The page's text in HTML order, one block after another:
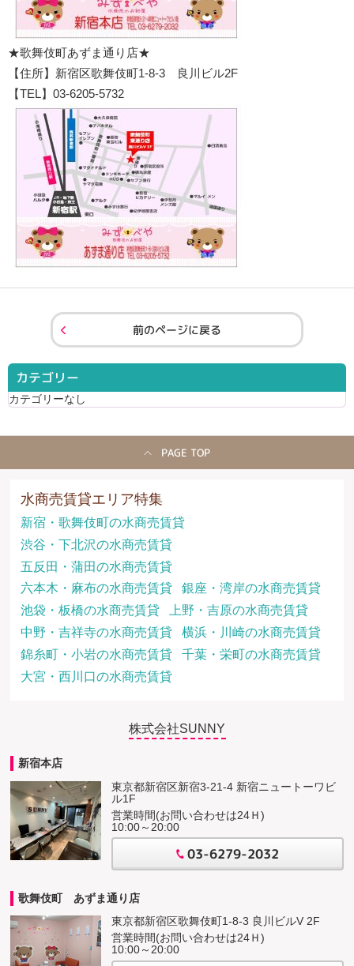
★歌舞伎町あずま通り店★
【住所】新宿区歌舞伎町1-8-3 良川ビル2F
【TEL】03-6205-5732
前のページに戻る
カテゴリー
カテゴリーなし
PAGE TOP
水商売賃貸エリア特集
新宿・歌舞伎町の水商売賃貸
渋谷・下北沢の水商売賃貸
五反田・蒲田の水商売賃貸
六本木・麻布の水商売賃貸
銀座・湾岸の水商売賃貸
池袋・板橋の水商売賃貸
上野・吉原の水商売賃貸
中野・吉祥寺の水商売賃貸
横浜・川崎の水商売賃貸
錦糸町・小岩の水商売賃貸
千葉・栄町の水商売賃貸
大宮・西川口の水商売賃貸
株式会社SUNNY
新宿本店
東京都新宿区新宿3-21-4 新宿ニュートーワビ
ル1F
営業時間(お問い合わせは24Ｈ)
10:00～20:00
03-6279-2032
歌舞伎町 あずま通り店
東京都新宿区歌舞伎町1-8-3 良川ビルV 2F
営業時間(お問い合わせは24Ｈ)
10:00～20:00